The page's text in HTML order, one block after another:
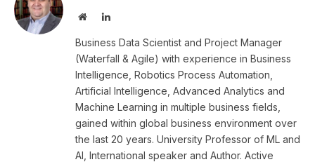
WebsiteLinkedIn
Business Data Scientist and Project Manager
(Waterfall & Agile) with experience in Business
Intelligence, Robotics Process Automation,
Artificial Intelligence, Advanced Analytics and
Machine Learning in multiple business fields,
gained within global business environment over
the last 20 years. University Professor of ML and
AI, International speaker and Author. Active